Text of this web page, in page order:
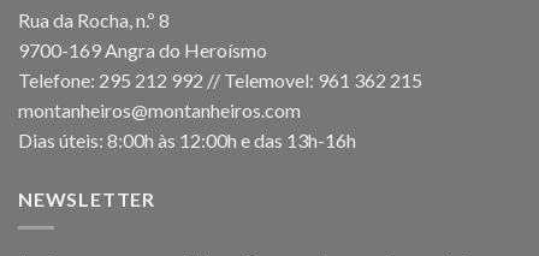
Rua da Rocha, n.º 8
9700-169 Angra do Heroísmo
Telefone: 295 212 992 // Telemovel: 961 362 215
montanheiros@montanheiros.com
Dias úteis: 8:00h às 12:00h e das 13h-16h
NEWSLETTER